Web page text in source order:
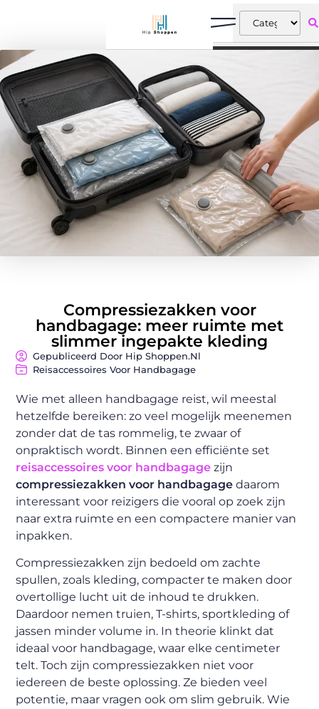
Compressiezakken voor
handbagage: meer ruimte met
slimmer ingepakte kleding
Gepubliceerd Door Hip Shoppen.nl
Reisaccessoires Voor Handbagage
Wie met alleen handbagage reist, wil meestal
hetzelfde bereiken: zo veel mogelijk meenemen
zonder dat de tas rommelig, te zwaar of
onpraktisch wordt. Binnen een efficiënte set
reisaccessoires voor handbagage zijn
compressiezakken voor handbagage daarom
interessant voor reizigers die vooral op zoek zijn
naar extra ruimte en een compactere manier van
inpakken.
Compressiezakken zijn bedoeld om zachte
spullen, zoals kleding, compacter te maken door
overtollige lucht uit de inhoud te drukken.
Daardoor nemen truien, T-shirts, sportkleding of
jassen minder volume in. In theorie klinkt dat
ideaal voor handbagage, waar elke centimeter
telt. Toch zijn compressiezakken niet voor
iedereen de beste oplossing. Ze bieden veel
potentie, maar vragen ook om slim gebruik. Wie